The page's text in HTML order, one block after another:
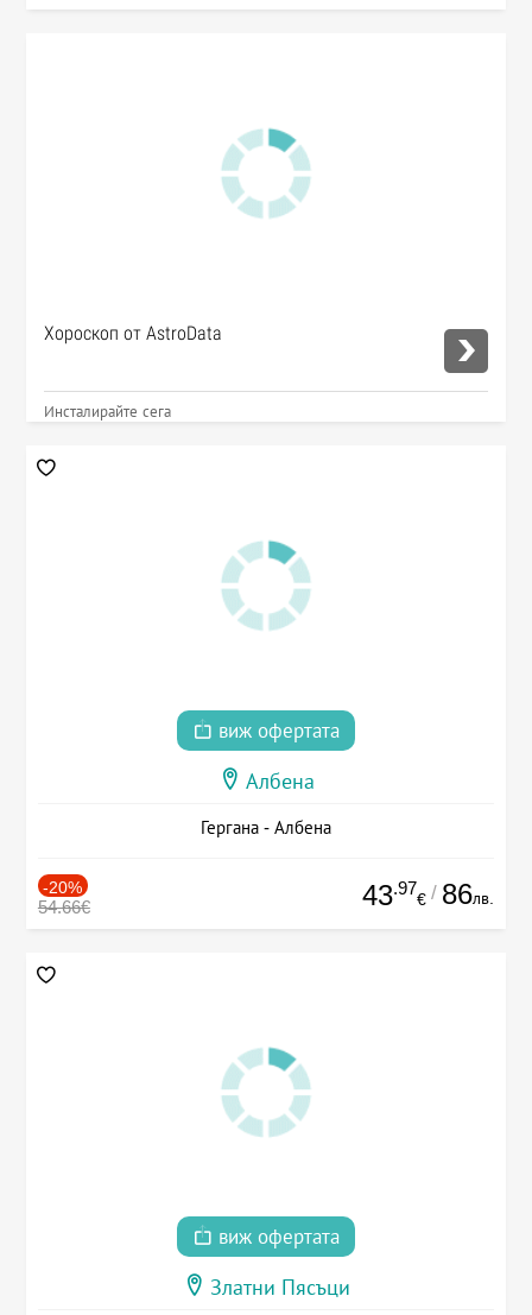
Хороскоп от AstroData
Инсталирайте сега
виж офертата
Албена
Гергана - Албена
-20%
54.66€ 43.97
€ / 86лв.
виж офертата
Златни Пясъци